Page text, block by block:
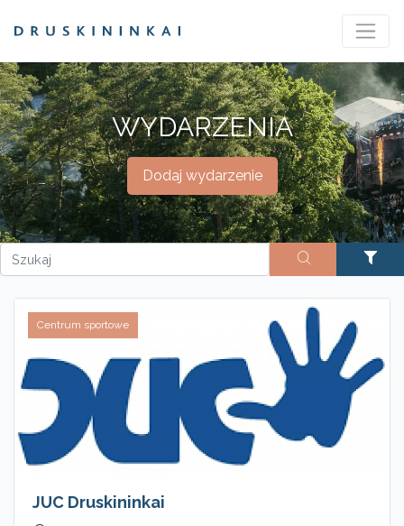
WYDARZENIA
Dodaj wydarzenie
Centrum sportowe
JUC Druskininkai